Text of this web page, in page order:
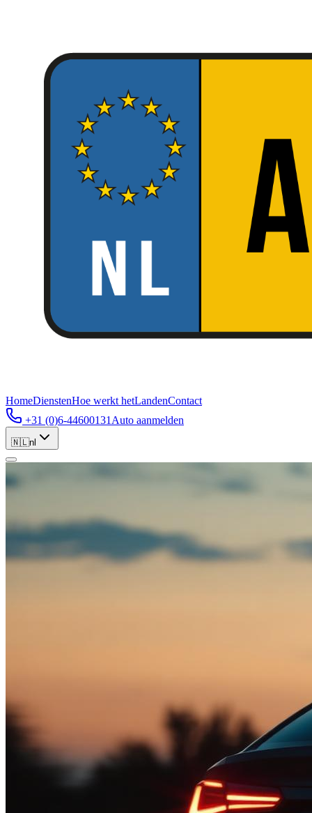
HomeDienstenHoe werkt hetLandenContact
+31 (0)6-44600131 Auto aanmelden
🇳🇱nl